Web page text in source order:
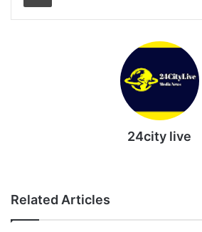
24city live
Related Articles